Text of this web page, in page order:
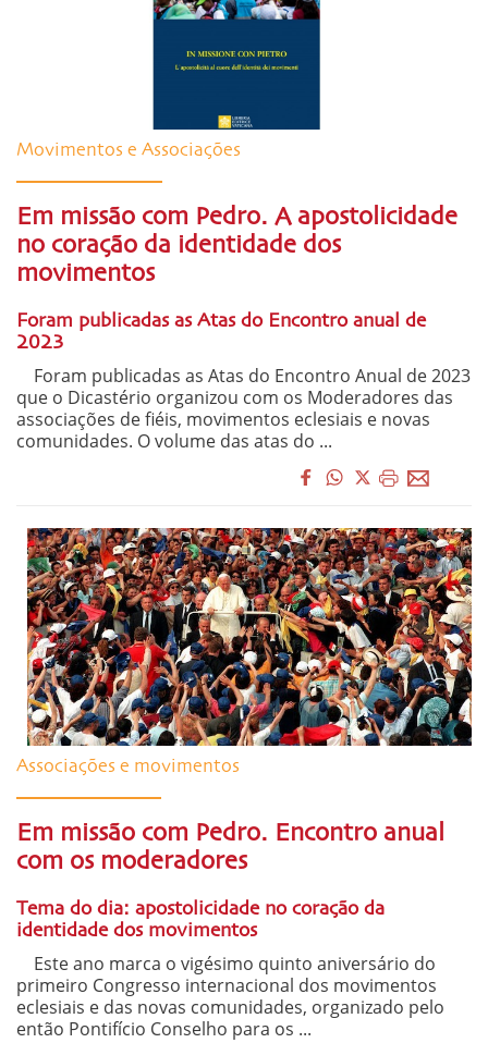
Movimentos e Associações
Em missão com Pedro. A apostolicidade
no coração da identidade dos
movimentos
Foram publicadas as Atas do Encontro anual de
2023
Foram publicadas as Atas do Encontro Anual de 2023
que o Dicastério organizou com os Moderadores das
associações de fiéis, movimentos eclesiais e novas
comunidades. O volume das atas do ...
Associações e movimentos
Em missão com Pedro. Encontro anual
com os moderadores
Tema do dia: apostolicidade no coração da
identidade dos movimentos
Este ano marca o vigésimo quinto aniversário do
primeiro Congresso internacional dos movimentos
eclesiais e das novas comunidades, organizado pelo
então Pontifício Conselho para os ...